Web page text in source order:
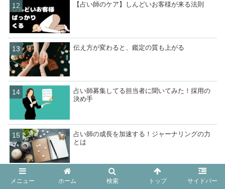
【占い師のケア】しんどいお客様が来る法則
伝え方が変わると、鑑定の質も上がる
占い師募集してる担当者に聞いてみた！採用の
決め手
占い師の成長を加速する！ジャーナリングの力
とは
【占い師の収入アップ】はずしちゃった時はど
う対応するべき？
メニュー ホーム 検索 トップ サイドバー